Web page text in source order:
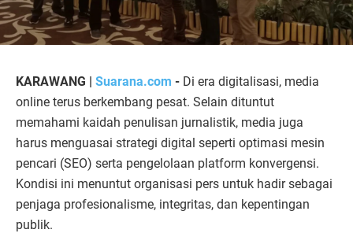
KARAWANG | Suarana.com - Di era digitalisasi, media
online terus berkembang pesat. Selain dituntut
memahami kaidah penulisan jurnalistik, media juga
harus menguasai strategi digital seperti optimasi mesin
pencari (SEO) serta pengelolaan platform konvergensi.
Kondisi ini menuntut organisasi pers untuk hadir sebagai
penjaga profesionalisme, integritas, dan kepentingan
publik.